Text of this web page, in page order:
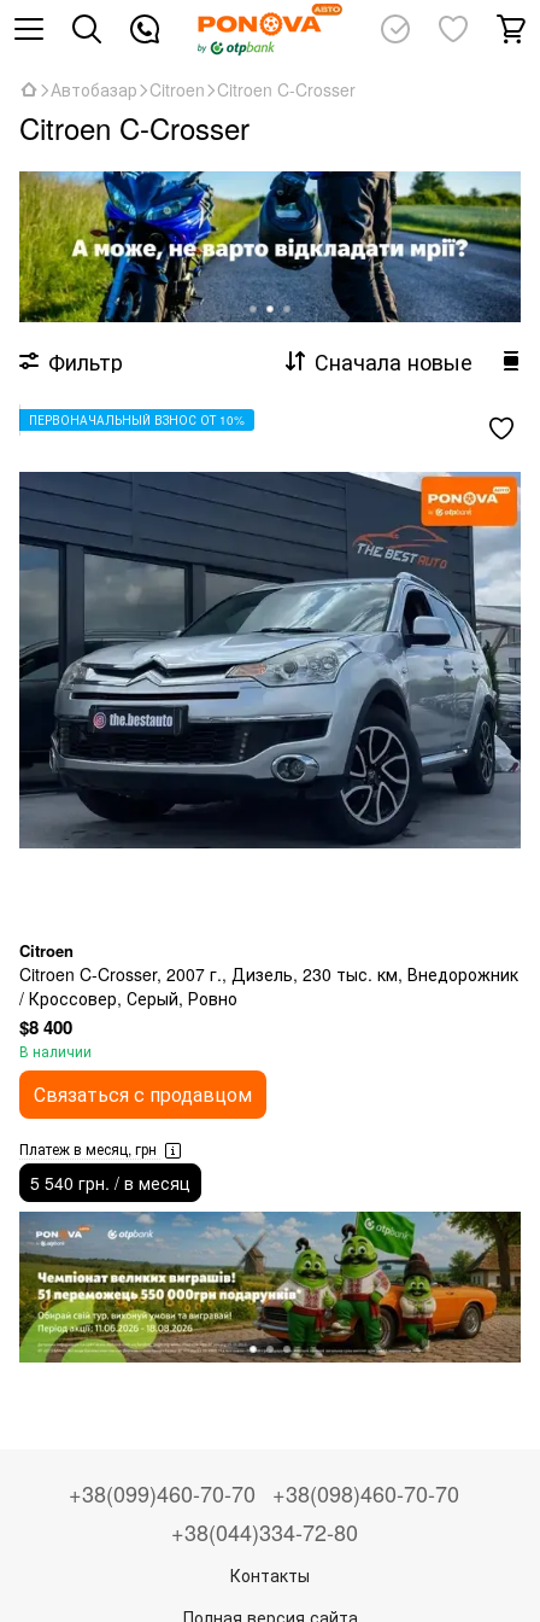
Автобазар Citroen Citroen C-Crosser
Citroen C-Crosser
Фильтр Сначала новые
ПЕРВОНАЧАЛЬНЫЙ ВЗНОС ОТ 10%
Citroen
Citroen C-Crosser, 2007 г., Дизель, 230 тыс. км, Внедорожник
/ Кроссовер, Серый, Ровно
$8 400
В наличии
Связаться с продавцом
Платеж в месяц, грн
5 540 грн. / в месяц
+38(099)460-70-70
+38(098)460-70-70
+38(044)334-72-80
Контакты
Полная версия сайта